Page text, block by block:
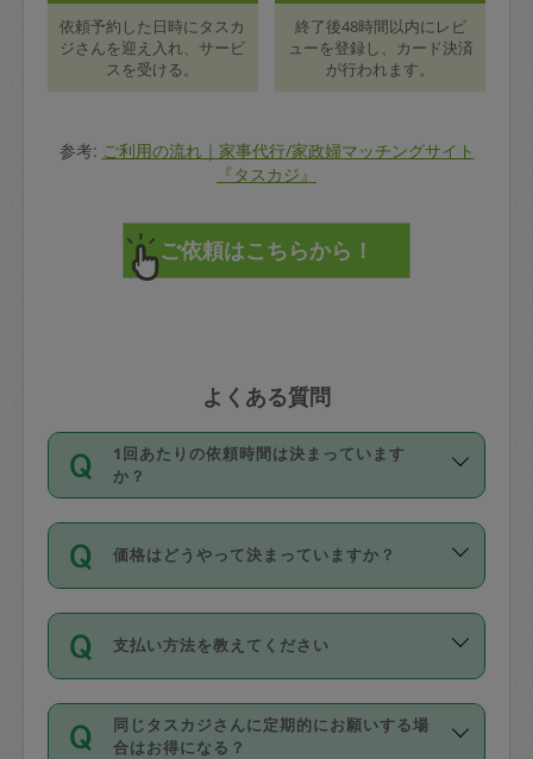
依頼予約した日時にタスカ
ジさんを迎え入れ、サービ
スを受ける。
終了後48時間以内にレビ
ューを登録し、カード決済
が行われます。
参考: ご利用の流れ｜家事代行/家政婦マッチングサイト
『タスカジ』
よくある質問
1回あたりの依頼時間は決まっています
か？
依頼1回につき3時間固定です。3時間を
超えて依頼したい場合は、延長機能をご
利用ください。機能をご利用いただくに
の上事前申請することが必要です。な
お、3時間を下回っても、値引き等はござ
いません。
価格はどうやって決まっていますか？
11種類の価格帯の中からタスカジさん自
身が価格を選んで設定しています。
タスカジさんの価格設定には最初は制限
があり、レビュー件数、レビューの平均
値、などで除々に設定可能な最高額が上
支払い方法を教えてください
お支払方法はクレジットカード（Visa／
Master／JCB／AMERICAN EXPRESS／
同じタスカジさんに定期的にお願いする場
合はお得になる？